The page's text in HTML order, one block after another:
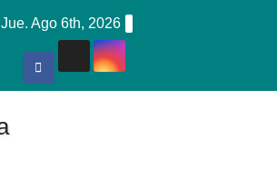
Jue. Ago 6th, 2026